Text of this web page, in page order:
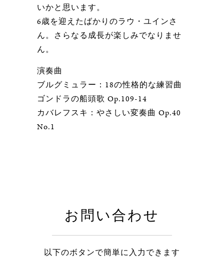
いかと思います。
6歳を迎えたばかりのラウ・ユインさ
ん。さらなる成長が楽しみでなりませ
ん。
演奏曲
ブルグミュラー：18の性格的な練習曲
ゴンドラの船頭歌 Op.109-14
カバレフスキ：やさしい変奏曲 Op.40
No.1
お問い合わせ
以下のボタンで簡単に入力できます